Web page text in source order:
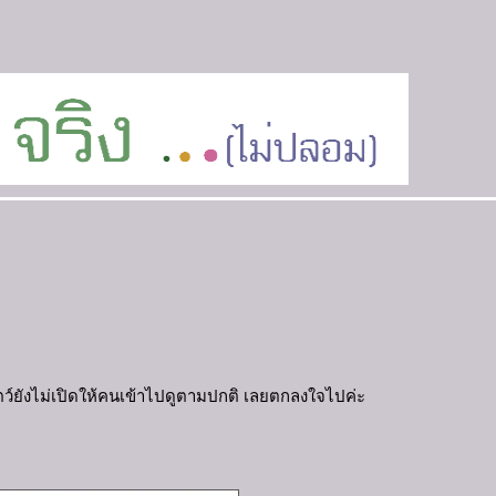
งไม่เปิดให้คนเข้าไปดูตามปกติ เลยตกลงใจไปค่ะ